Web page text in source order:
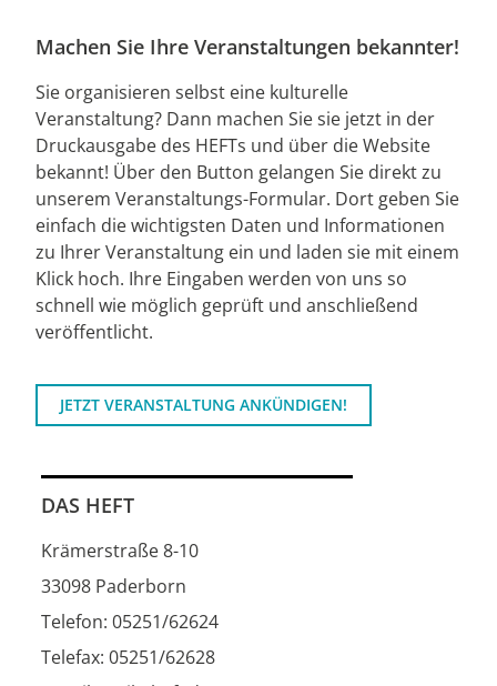
Machen Sie Ihre Veranstaltungen bekannter!
Sie organisieren selbst eine kulturelle
Veranstaltung? Dann machen Sie sie jetzt in der
Druckausgabe des HEFTs und über die Website
bekannt! Über den Button gelangen Sie direkt zu
unserem Veranstaltungs-Formular. Dort geben Sie
einfach die wichtigsten Daten und Informationen
zu Ihrer Veranstaltung ein und laden sie mit einem
Klick hoch. Ihre Eingaben werden von uns so
schnell wie möglich geprüft und anschließend
veröffentlicht.
JETZT VERANSTALTUNG ANKÜNDIGEN!
DAS HEFT
Krämerstraße 8-10
33098 Paderborn
Telefon: 05251/62624
Telefax: 05251/62628